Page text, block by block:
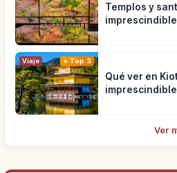
Templos y
Viaje Top 3
Qué ver en
Ver